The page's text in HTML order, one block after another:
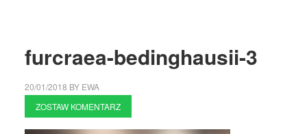
furcraea-bedinghausii-3
20/01/2018 BY EWA
ZOSTAW KOMENTARZ